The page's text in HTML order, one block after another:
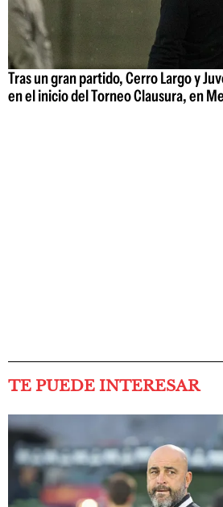
Tras un gran partido, Cerro Largo y
en el inicio del Torneo Clausura, en
TE PUEDE INTERESAR